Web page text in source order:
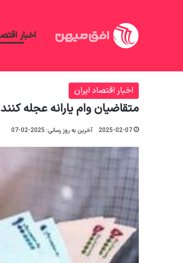
اخبار
اخبار اقتصاد ایران
متقاضیان وام یارانه عجله کنند
2025-02-07 آخرین به روز رسانی: 2025-02-07